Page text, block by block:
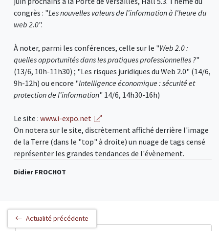
congrès : "Les nouvelles valeurs de l'information à l'heure du
web 2.0".
À noter, parmi les conférences, celle sur le "Web 2.0 :
quelles opportunités dans les pratiques professionnelles ?"
(13/6, 10h-11h30) ; "Les risques juridiques du Web 2.0" (14/6,
9h-12h) ou encore "Intelligence économique : sécurité et
protection de l'information" 14/6, 14h30-16h)
Le site : www.i-expo.net
On notera sur le site, discrètement affiché derrière l'image
de la Terre (dans le "top" à droite) un nuage de tags censé
représenter les grandes tendances de l'évènement.
Didier FROCHOT
Actualité précédente